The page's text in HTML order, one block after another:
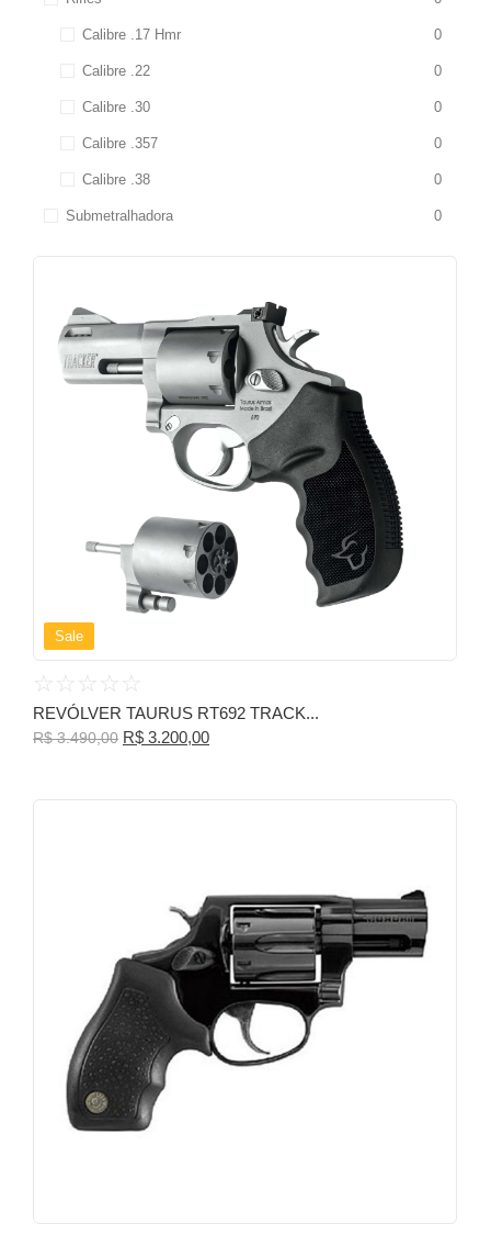
Calibre .17 Hmr 0
Calibre .22 0
Calibre .30 0
Calibre .357 0
Calibre .38 0
Submetralhadora 0
Sale
☆ ☆ ☆ ☆ ☆
REVÓLVER TAURUS RT692 TRACK...
R$3.490,00 R$ 3.200,00